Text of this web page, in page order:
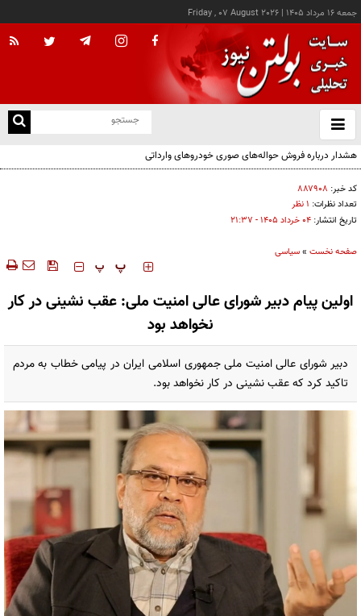
جمعه ۱۶ مرداد ۱۴۰۵ |
Friday , 07 August 2026
باز
و
هشدار درباره فروش حواله‌های صوری خودروهای وارداتی
کد خبر: ۸۸۷۹۰۸
تعداد نظرات: ۱ نظر
تاریخ انتشار: ۰۴ خرداد ۱۴۰۵ - ۲۱:۳۷
صفحه نخست »سیاسی
‍‍‍ پ پ
اولین پیام دبیر شورای عالی امنیت ملی: عقب نشینی در‌ کار
نخواهد بود
دبیر شورای عالی امنیت ملی جمهوری اسلامی ایران در پیامی خطاب به مردم
تاکید کرد که عقب نشینی در کار نخواهد بود.